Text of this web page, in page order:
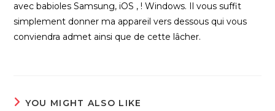
avec babioles Samsung, iOS , ! Windows. Il vous suffit
simplement donner ma appareil vers dessous qui vous
conviendra admet ainsi que de cette lâcher.
YOU MIGHT ALSO LIKE